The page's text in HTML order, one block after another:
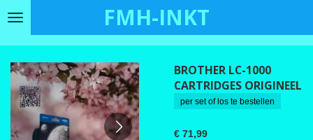
Ga
hoofdinhoud
FMH-INKT
BROTHER LC-1000
CARTRIDGES ORIGINEEL
per set of los te bestellen
€ 71,99